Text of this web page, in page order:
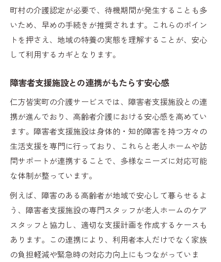
町村の介護認定が必要で、待機期間が発生することも多
いため、早めの手続きが推奨されます。これらのポイン
トを押さえ、地域の特養の実態を理解することが、安心
して利用するカギとなります。
障害者支援施設との連携がもたらす安心感
仁方皆実町の介護サービスでは、障害者支援施設との連
携が進んでおり、高齢者介護における安心感を高めてい
ます。障害者支援施設は身体的・知的障害を持つ方々の
生活支援を専門に行っており、これらと老人ホームや訪
問サポートが連携することで、多様なニーズに対応可能
な体制が整っています。
例えば、障害のある高齢者が地域で安心して暮らせるよ
う、障害者支援施設の専門スタッフが老人ホームのケア
スタッフと協力し、適切な支援計画を作成するケースも
あります。この連携により、利用者本人だけでなく家族
の負担軽減や緊急時の対応力向上にもつながっていま